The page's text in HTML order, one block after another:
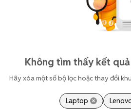
Không tìm thấy kết
Hãy xóa một số bộ lọc hoặc thay đổi
Laptop